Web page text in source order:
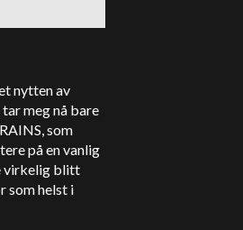
nytten av
meg nå bare
som
på en vanlig
virkelig blitt
som helst i